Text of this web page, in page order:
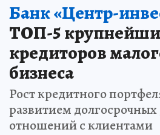
Банк «Центр-
ТОП-5
кредиторов
бизнеса
Рост кредитного
развитием
отношений с клиентами